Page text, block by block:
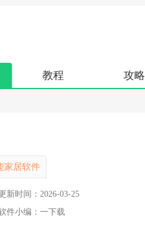
教程 攻略
家居软件
更新时间： 2026-03-25
件小编： 一下载